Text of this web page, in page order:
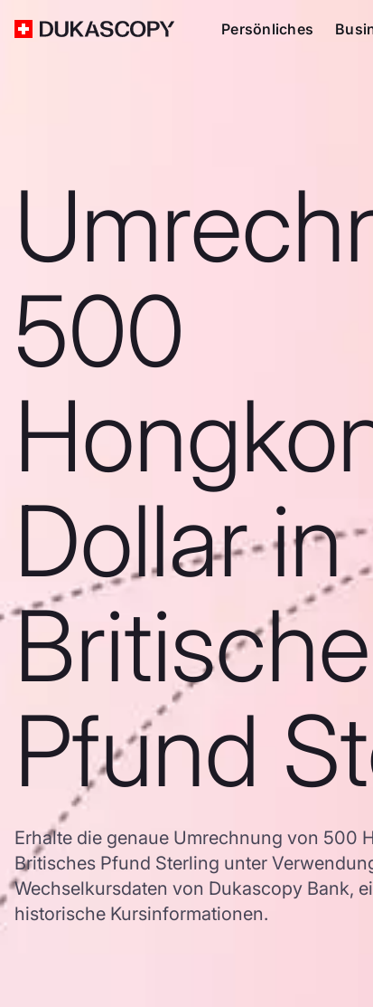
Persönliches
500
Dollar in
Pfund
Erhalte die genaue Umrechnung von 500
Britisches Pfund Sterling unter
Wechselkursdaten von Dukascopy Bank,
historische Kursinformationen.